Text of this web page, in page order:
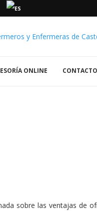
ONLINE CONTACTO
sobre las ventajas de